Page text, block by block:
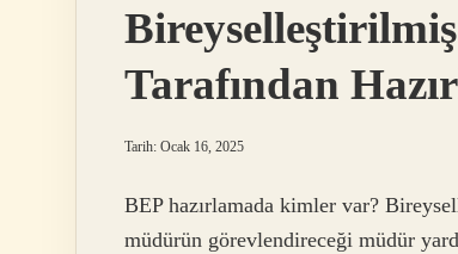
Tarafından
Tarih: Ocak 16, 2025
BEP hazırlamada kimler var?
müdürün görevlendireceği müdür